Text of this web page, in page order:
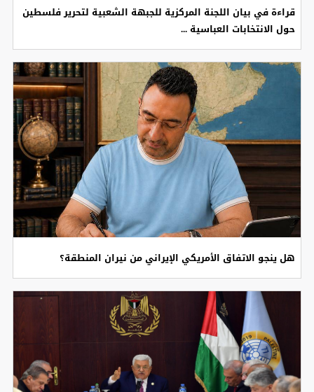
قراءة في بيان اللجنة المركزية للجبهة الشعبية لتحرير فلسطين
حول الانتخابات العباسية ...
هل ينجو الاتفاق الأمريكي الإيراني من نيران المنطقة؟